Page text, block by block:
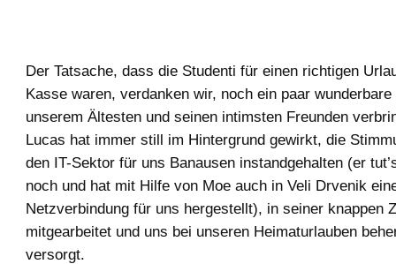
Der Tatsache, dass die Studenti für einen richtigen
Kasse waren, verdanken wir, noch ein paar wunderbare
unserem Ältesten und seinen intimsten Freunden
Lucas hat immer still im Hintergrund gewirkt, die
den IT-Sektor für uns Banausen instandgehalten (er
noch und hat mit Hilfe von Moe auch in Veli Drvenik
Netzverbindung für uns hergestellt), in seiner knappen
mitgearbeitet und uns bei unseren Heimaturlauben
versorgt.